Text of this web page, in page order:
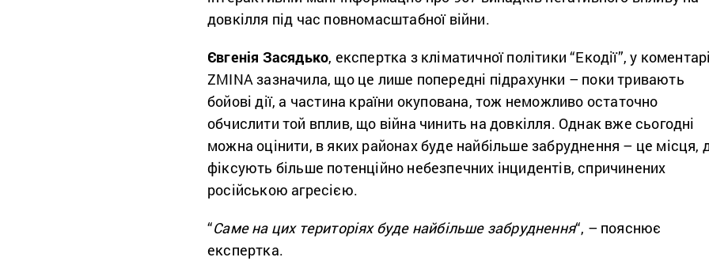
довкілля під час повномасштабної війни.
Євгенія Засядько, експертка з кліматичної політики “Екодії”, у
ZMINA зазначила, що це лише попередні підрахунки – поки тривають
бойові дії, а частина країни окупована, тож неможливо остаточно
обчислити той вплив, що війна чинить на довкілля. Однак вже сьогодні
можна оцінити, в яких районах буде найбільше забруднення – це місця,
фіксують більше потенційно небезпечних інцидентів, спричинених
російською агресією.
“Саме на цих територіях буде найбільше забруднення“, – пояснює
експертка.